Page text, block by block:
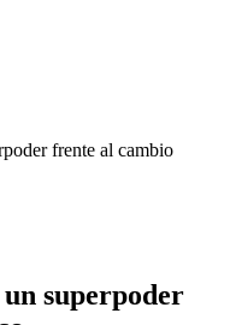
frente al cambio
superpoder